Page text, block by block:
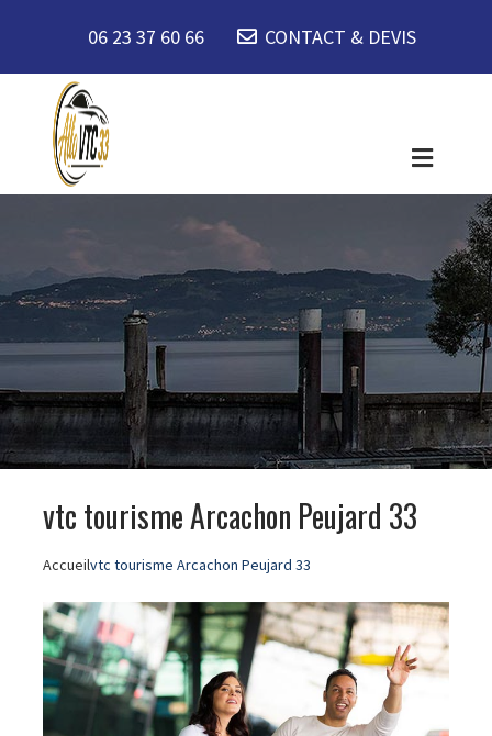
06 23 37 60 66 CONTACT & DEVIS
vtc tourisme Arcachon Peujard 33
Accueilvtc tourisme Arcachon Peujard 33